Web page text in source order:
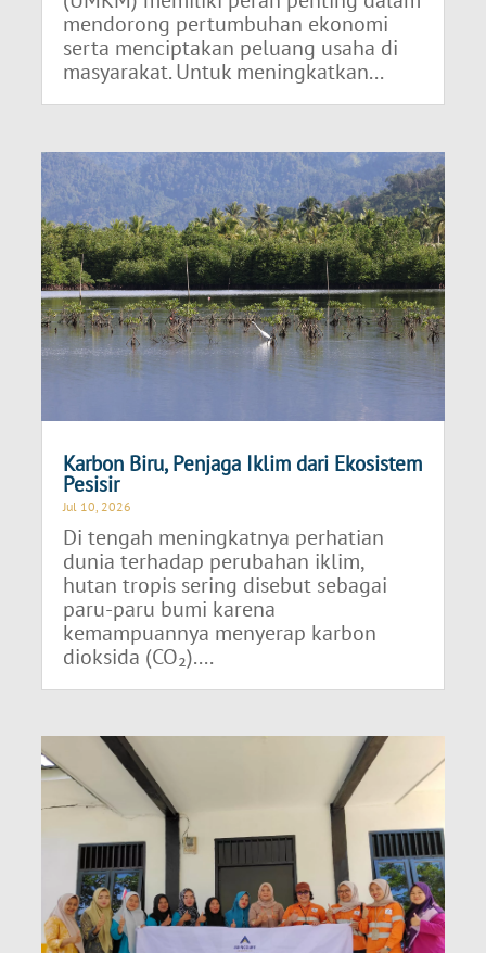
mendorong pertumbuhan ekonomi
serta menciptakan peluang usaha di
masyarakat. Untuk meningkatkan...
Karbon Biru, Penjaga Iklim dari Ekosistem
Pesisir
Jul 10, 2026
Di tengah meningkatnya perhatian
dunia terhadap perubahan iklim,
hutan tropis sering disebut sebagai
paru-paru bumi karena
kemampuannya menyerap karbon
dioksida (CO₂)....